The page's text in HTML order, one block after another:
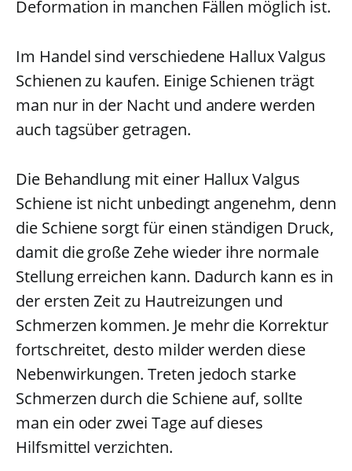
Deformation in manchen Fällen möglich ist.
Im Handel sind verschiedene Hallux Valgus
Schienen zu kaufen. Einige Schienen trägt
man nur in der Nacht und andere werden
auch tagsüber getragen.
Die Behandlung mit einer Hallux Valgus
Schiene ist nicht unbedingt angenehm, denn
die Schiene sorgt für einen ständigen Druck,
damit die große Zehe wieder ihre normale
Stellung erreichen kann. Dadurch kann es in
der ersten Zeit zu Hautreizungen und
Schmerzen kommen. Je mehr die Korrektur
fortschreitet, desto milder werden diese
Nebenwirkungen. Treten jedoch starke
Schmerzen durch die Schiene auf, sollte
man ein oder zwei Tage auf dieses
Hilfsmittel verzichten.